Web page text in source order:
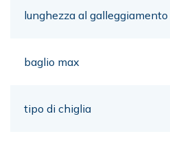
lunghezza al galleggiamento
baglio max
tipo di chiglia